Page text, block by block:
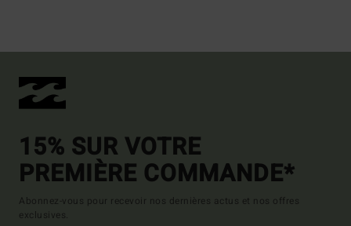
15% SUR VOTRE
PREMIÈRE COMMANDE*
Abonnez-vous pour recevoir nos dernières actus et nos offres
exclusives.